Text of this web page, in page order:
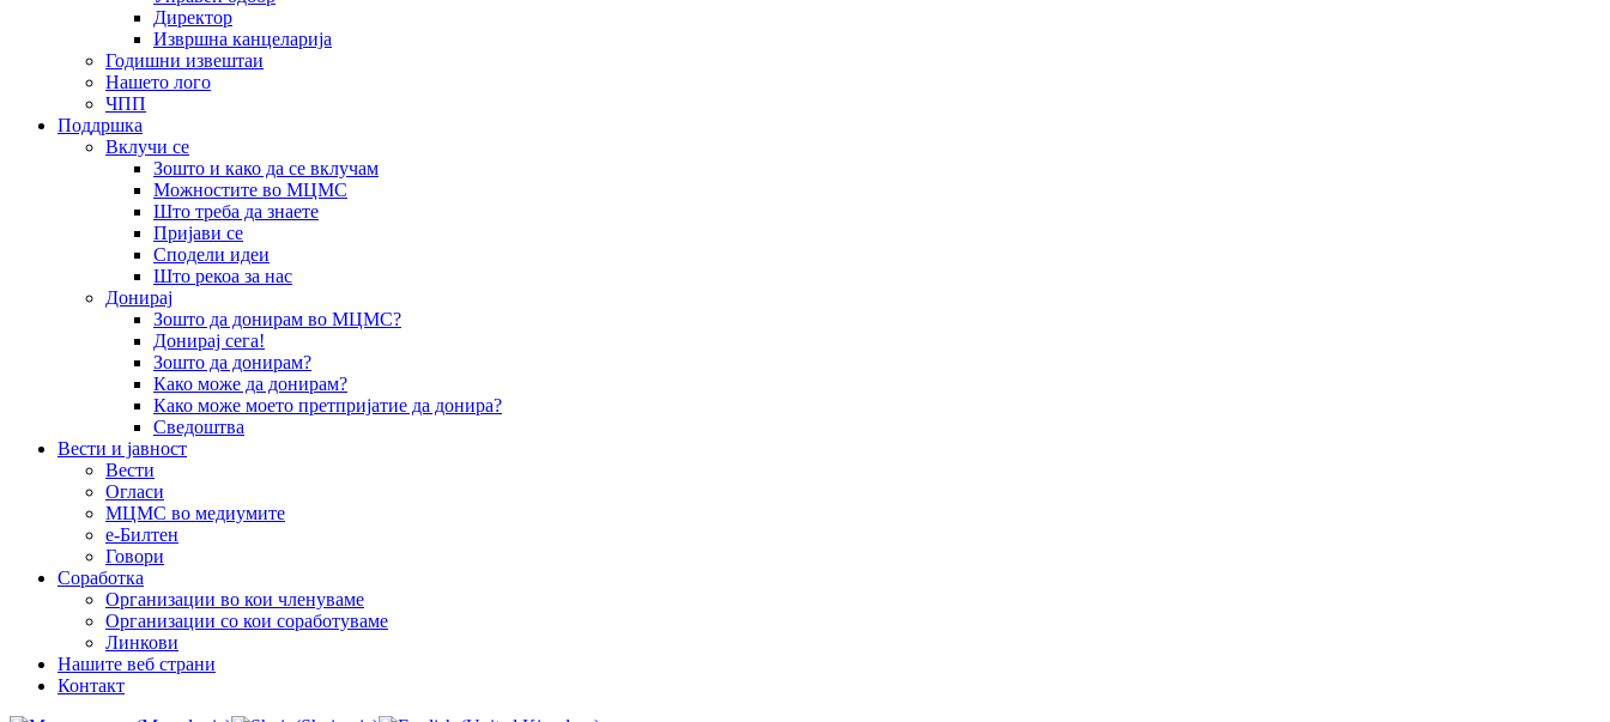
Директор
Извршна канцеларија
Годишни извештаи
Нашето лого
ЧПП
Поддршка
Вклучи се
Зошто и како да се вклучам
Можностите во МЦМС
Што треба да знаете
Пријави се
Сподели идеи
Што рекоа за нас
Донирај
Зошто да донирам во МЦМС?
Донирај сега!
Зошто да донирам?
Како може да донирам?
Како може моето претпријатие да донира?
Сведоштва
Вести и јавност
Вести
Огласи
МЦМС во медиумите
е-Билтен
Говори
Соработка
Организации во кои членуваме
Организации со кои соработуваме
Линкови
Нашите веб страни
Контакт